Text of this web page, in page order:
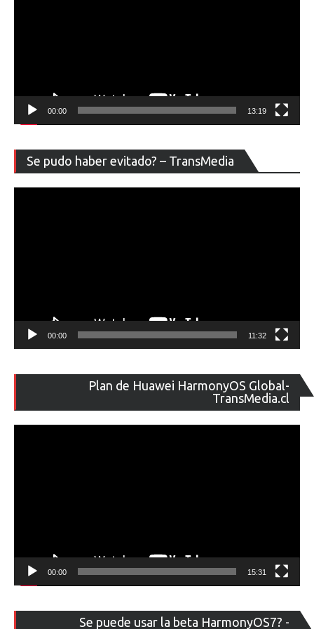
00:00 13:19
Se pudo haber evitado? – TransMedia
de
00:00 11:32
Plan de Huawei HarmonyOS Global-
TransMedia.cl
de
00:00 15:31
Se puede usar la beta HarmonyOS7? -